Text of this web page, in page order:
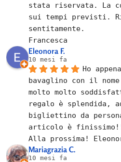
stata riservata. La
sui tempi previsti.
sentitamente.
Francesca
Eleonora F.
10 mesi fa
Ho
bavaglino con il
molto molto
regalo è splendida,
bigliettino da
articolo è finissimo!!
Alla prossima!
Mariagrazia C.
10 mesi fa